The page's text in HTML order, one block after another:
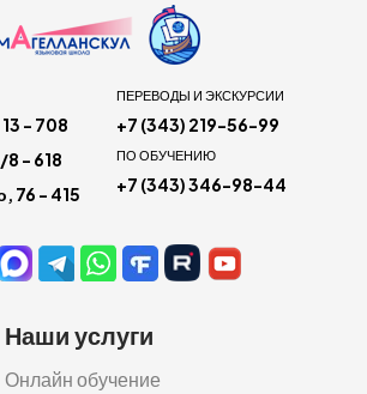
- 708
- 618
76 - 415
ПЕРЕВОДЫ И ЭКСКУРСИИ
+7 (343) 219-56-99
ПО ОБУЧЕНИЮ
+7 (343) 346-98-44
Наши услуги
Онлайн обучение